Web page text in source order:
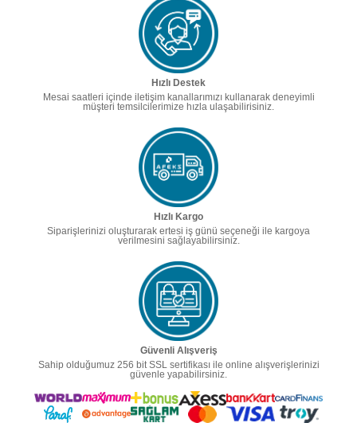
Hızlı Destek
Mesai saatleri içinde iletişim kanallarımızı kullanarak deneyimli
müşteri temsilcilerimize hızla ulaşabilirisiniz.
Hızlı Kargo
Siparişlerinizi oluşturarak ertesi iş günü seçeneği ile kargoya
verilmesini sağlayabilirsiniz.
Güvenli Alışveriş
Sahip olduğumuz 256 bit SSL sertifikası ile online alışverişlerinizi
güvenle yapabilirsiniz.